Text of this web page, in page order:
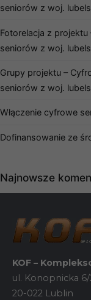
seniorów z woj.
Fotorelacja z projektu
seniorów z woj.
Grupy projektu –
seniorów z woj.
Włączenie cyfrowe
Dofinansowanie ze
Najnowsze
KOF –
ul. Konopnicka 6/
20-022 Lublin